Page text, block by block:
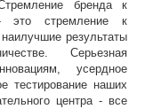
бренда к
это стремление к
результаты
Серьезная
усердное
тестирование наших
центра - все